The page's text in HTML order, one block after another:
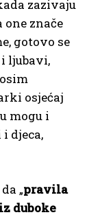
zazivaju
one znače
gotovo se
ljubavi,
osjećaj
mogu i
djeca,
„pravila
duboke